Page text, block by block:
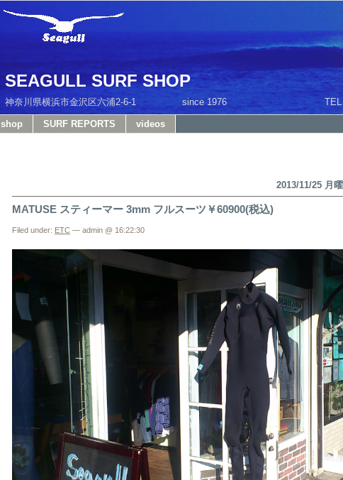
SEAGULL SURF SHOP
神奈川県横浜市金沢区六浦2-6-1 since 1976 TEL：
shop SURF REPORTS videos
2013/11/25 月曜
MATUSE スティーマー 3mm フルスーツ￥60900(税込)
Filed under: ETC — admin @ 16:22:30